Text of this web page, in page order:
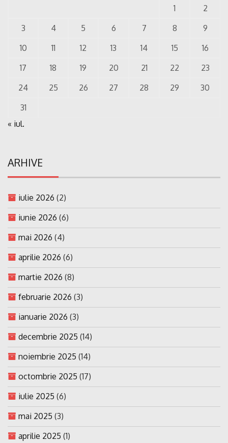
1
2
3
4 5 6 7 8
9
10
11 12 13 14 15
16
17
18 19 20 21 22
23
24
25 26 27 28 29
30
31
« iul.
ARHIVE
iulie 2026 (2)
iunie 2026 (6)
mai 2026 (4)
aprilie 2026 (6)
martie 2026 (8)
februarie 2026 (3)
ianuarie 2026 (3)
decembrie 2025 (14)
noiembrie 2025 (14)
octombrie 2025 (17)
iulie 2025 (6)
mai 2025 (3)
aprilie 2025 (1)